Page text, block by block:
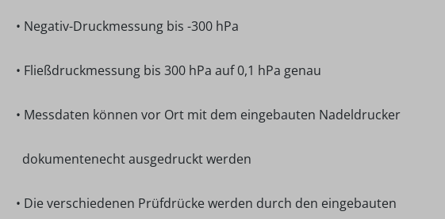
• Negativ-Druckmessung bis -300 hPa
• Fließdruckmessung bis 300 hPa auf 0,1 hPa genau
• Messdaten können vor Ort mit dem eingebauten Nadeldrucker
dokumentenecht ausgedruckt werden
• Die verschiedenen Prüfdrücke werden durch den eingebauten